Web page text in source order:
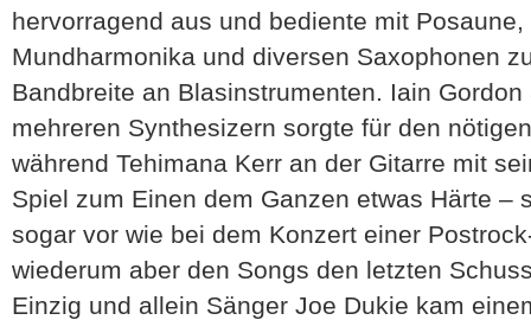
hervorragend aus und bediente mit
Mundharmonika und diversen Saxophonen
Bandbreite an Blasinstrumenten. Iain
mehreren Synthesizern sorgte für den
während Tehimana Kerr an der Gitarre mit
Spiel zum Einen dem Ganzen etwas Härte –
sogar vor wie bei dem Konzert einer
wiederum aber den Songs den letzten
Einzig und allein Sänger Joe Dukie kam